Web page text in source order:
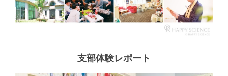
支部体験レポート